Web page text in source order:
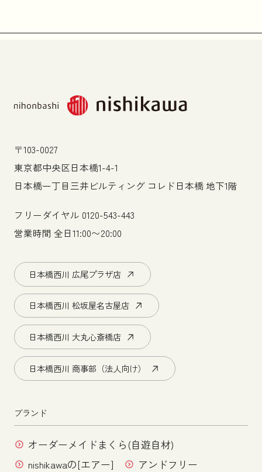
〒103-0027
東京都中央区日本橋1-4-1
日本橋一丁目三井ビルティング コレド日本橋 地下1階
フリーダイヤル 0120-543-443
営業時間 全日11:00〜20:00
日本橋西川 広尾プラザ店
日本橋西川 松坂屋名古屋店
日本橋西川 大丸心斎橋店
日本橋西川 商事部（法人向け）
ブランド
オーダーメイドまくら(自遊自材)
nishikawaの[エアー]
アンドフリー